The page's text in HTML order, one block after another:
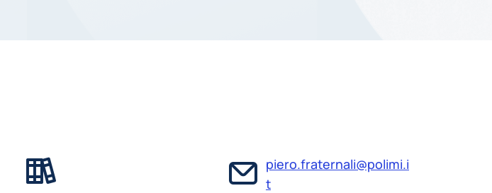
piero.fraternali@polimi.i
t